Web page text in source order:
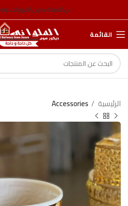
عن الشركةعناوين الفروعالمدونة
القائمة
الرئيسية Accessories